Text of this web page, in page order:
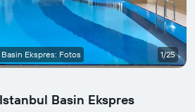
Basin Ekspres
Ekspres: Fotos 1/25